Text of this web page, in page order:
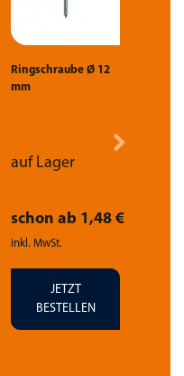
Ringschraube Ø 12
mm
auf Lager
schon ab 1,48 €
inkl. MwSt.
JETZT
BESTELLEN